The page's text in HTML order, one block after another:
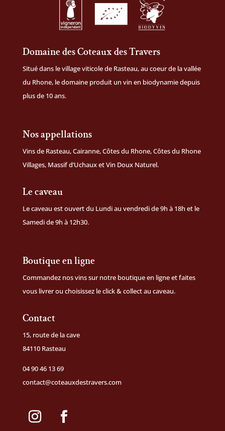
Domaine des Coteaux des Travers
Situé dans le village viticole de Rasteau, au coeur de la vallée
du Rhone, le domaine produit un vin en biodynamie depuis
plus de 10 ans.
Nos appellations
Vins de Rasteau, Cairanne, Côtes du Rhone, Côtes du Rhone
Villages, Massif d’Uchaux et Vin Doux Naturel.
Le caveau
Le caveau est ouvert du Lundi au vendredi de 9h à 18h et le
Samedi de 9h à 12h30.
Boutique en ligne
Commandez nos vins sur notre boutique en ligneet faites
vous livrer ou choisissez le click & collect au caveau.
Contact
15, route de la cave
84110 Rasteau
04 90 46 13 69
contact@coteauxdestravers.com